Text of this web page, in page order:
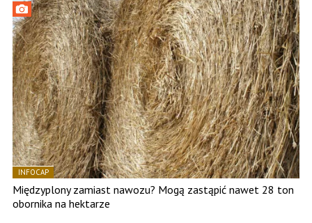
INFOCAP
Międzyplony zamiast nawozu? Mogą zastąpić nawet 28 ton
obornika na hektarze